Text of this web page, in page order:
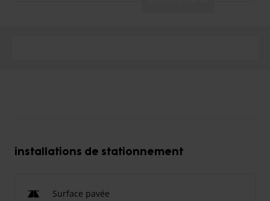
installations de stationnement
Surface pavée